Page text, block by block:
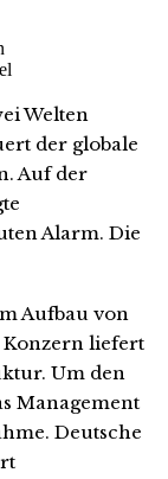
Welten
der globale
Auf der
Alarm. Die
Aufbau von
Konzern liefert
Um den
Management
Deutsche